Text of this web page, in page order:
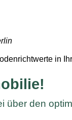
in
über den